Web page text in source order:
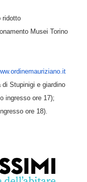
ridotto
Musei Torino
Stupinigi e giardino
ingresso ore 17);
ore 18).